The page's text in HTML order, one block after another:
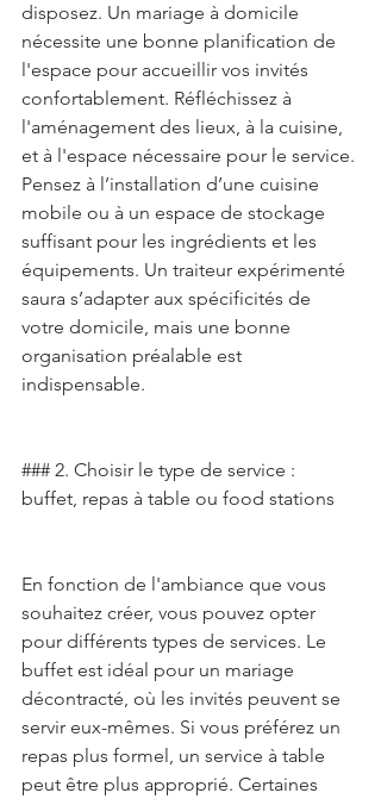
disposez. Un mariage à domicile
nécessite une bonne planification de
l'espace pour accueillir vos invités
confortablement. Réfléchissez à
l'aménagement des lieux, à la cuisine,
et à l'espace nécessaire pour le service.
Pensez à l’installation d’une cuisine
mobile ou à un espace de stockage
suffisant pour les ingrédients et les
équipements. Un traiteur expérimenté
saura s’adapter aux spécificités de
votre domicile, mais une bonne
organisation préalable est
indispensable.
### 2. Choisir le type de service :
buffet, repas à table ou food stations
En fonction de l'ambiance que vous
souhaitez créer, vous pouvez opter
pour différents types de services. Le
buffet est idéal pour un mariage
décontracté, où les invités peuvent se
servir eux-mêmes. Si vous préférez un
repas plus formel, un service à table
peut être plus approprié. Certaines